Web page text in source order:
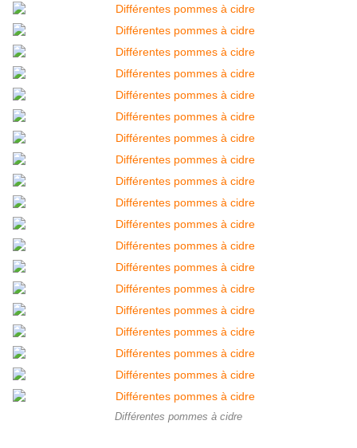
Différentes pommes à cidre